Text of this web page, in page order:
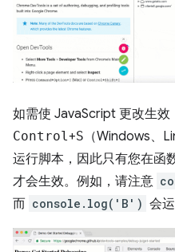
如需使 JavaScript 更改生效
Control+S （Windows、
运行脚本，因此只有您在函
才会生效。例如，请注意
而 console.log('B') 会运